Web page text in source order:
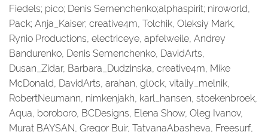
Fiedels; pico; Denis Semenchenko;alphaspirit; niroworld,
Pack; Anja_Kaiser; creative4m, Tolchik, Oleksiy Mark,
Rynio Productions, electriceye, apfelweile, Andrey
Bandurenko, Denis Semenchenko, DavidArts,
Dusan_Zidar, Barbara_Dudzinska, creative4m, Mike
McDonald, DavidArts, arahan, gl0ck, vitaliy_melnik,
RobertNeumann, nimkenjakh, karl_hansen, stoekenbroek,
Aqua, boroboro, BCDesigns, Elena Show, Oleg Ivanov,
Murat BAYSAN, Gregor Buir, TatyanaAbasheva, Freesurf,